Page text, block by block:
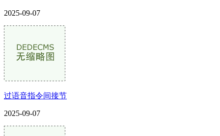
2025-09-07
过语音指令间接节
2025-09-07